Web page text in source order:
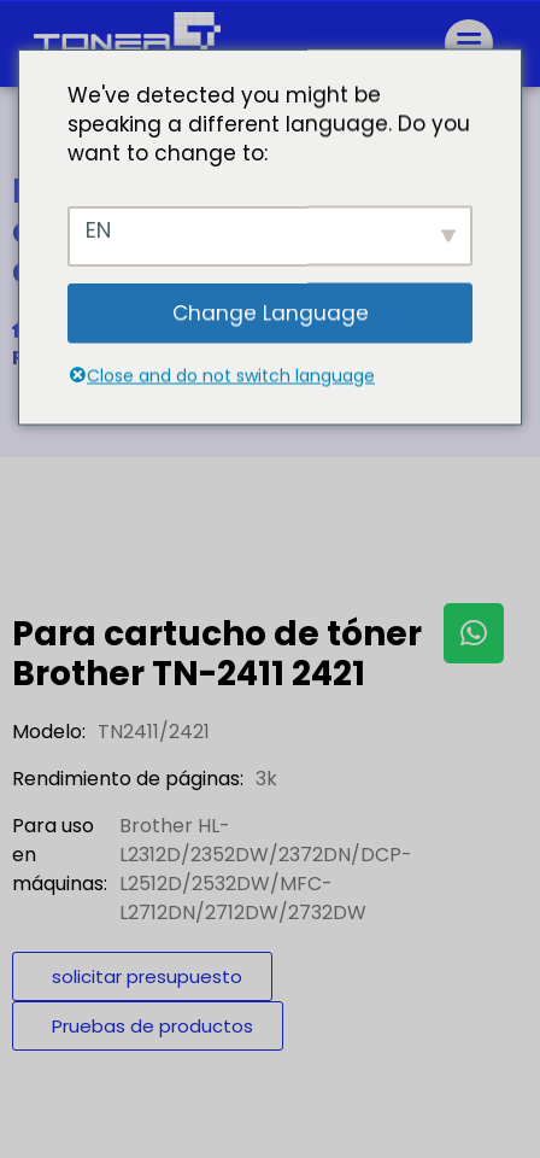
Mayorista brother cartucho
de toner compatible brother
dcp-l2532dw toner
Para cartucho de tóner Brother TN-2411 2421
Para cartucho de tóner
Brother TN-2411 2421
Modelo: TN2411/2421
Rendimiento de páginas: 3k
Para uso
en
máquinas:
Brother HL-
L2312D/2352DW/2372DN/DCP-
L2512D/2532DW/MFC-
L2712DN/2712DW/2732DW
solicitar presupuesto
Pruebas de productos
We've detected you might be
speaking a different language. Do you
want to change to:
EN
Change Language
Close and do not switch language